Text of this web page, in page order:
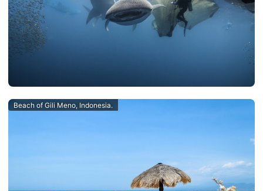
Beach of Gili Meno, Indonesia.